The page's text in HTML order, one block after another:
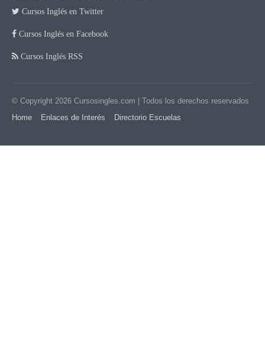
Cursos Inglés en Twitter
Cursos Inglés en Facebook
Cursos Inglés RSS
© Copyright 2026 Cursosingles.com | Todos los derechos reservados
Home
Enlaces de Interés Directorio Escuelas